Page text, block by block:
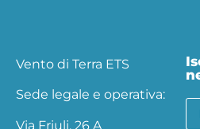
Vento di Terra ETS
Sede legale e operativa:
Via Friuli, 26 A